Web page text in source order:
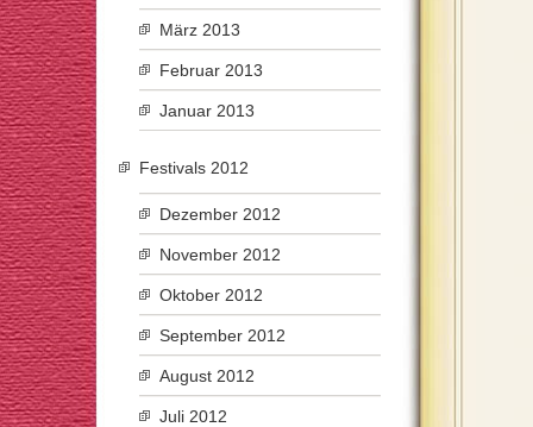
März 2013
Februar 2013
Januar 2013
Festivals 2012
Dezember 2012
November 2012
Oktober 2012
September 2012
August 2012
Juli 2012